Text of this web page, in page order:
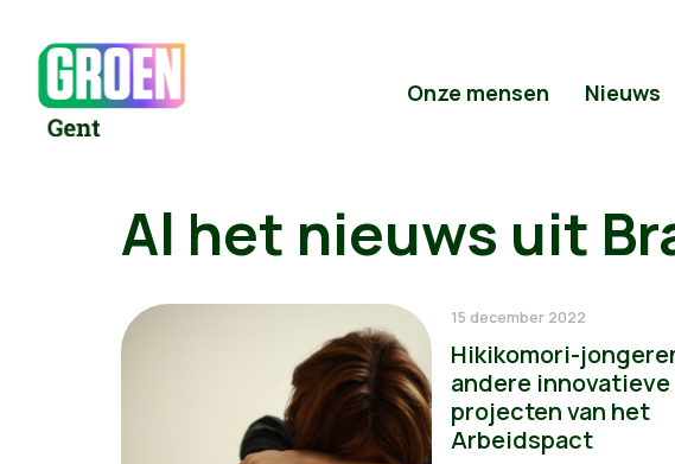
Onze mensen Nieuws
Al het nieuws uit
15 december 2022
Hikikomori-
andere innovatieve
projecten van het
Arbeidspact